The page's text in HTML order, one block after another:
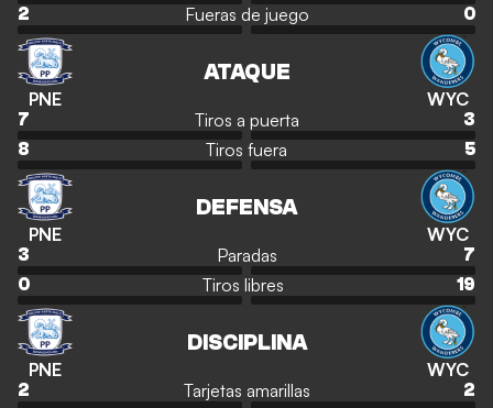
2 Fueras de juego 0
PNE
ATAQUE
WYC
7 Tiros a puerta
3
8
Tiros fuera 5
PNE
DEFENSA
WYC
3 Paradas
7
0
Tiros libres 19
PNE
DISCIPLINA
WYC
2 Tarjetas amarillas
2